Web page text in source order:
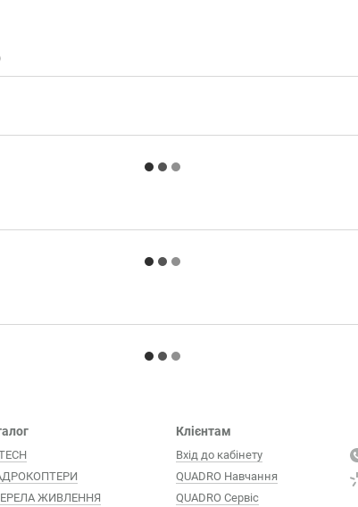
ЖИВЛЕННЯ
Клієнтам
Вхід до кабінету
QUADRO Навчання
QUADRO Сервіc